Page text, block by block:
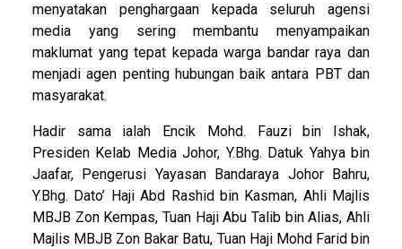
menyatakan penghargaan kepada seluruh agensi
media yang sering membantu menyampaikan
maklumat yang tepat kepada warga bandar raya dan
menjadi agen penting hubungan baik antara PBT dan
masyarakat.
Hadir sama ialah Encik Mohd. Fauzi bin Ishak,
Presiden Kelab Media Johor, Y.Bhg. Datuk Yahya bin
Jaafar, Pengerusi Yayasan Bandaraya Johor Bahru,
Y.Bhg. Dato’ Haji Abd Rashid bin Kasman, Ahli Majlis
MBJB Zon Kempas, Tuan Haji Abu Talib bin Alias, Ahli
Majlis MBJB Zon Bakar Batu, Tuan Haji Mohd Farid bin